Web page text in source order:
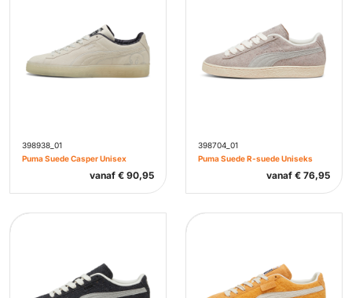
398938_01
Puma Suede Casper Unisex
vanaf € 90,95
398704_01
Puma Suede R-suede Uniseks
vanaf € 76,95